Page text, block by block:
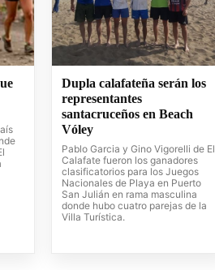
Dupla calafateña serán los
representantes
santacruceños en Beach
Vóley
Pablo Garcia y Gino Vigorelli de El
Calafate fueron los ganadores
clasificatorios para los Juegos
Nacionales de Playa en Puerto
San Julián en rama masculina
donde hubo cuatro parejas de la
Villa Turística.